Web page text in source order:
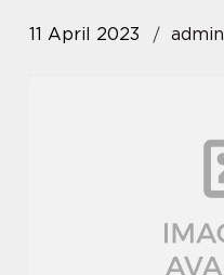
11 April 2023 admin